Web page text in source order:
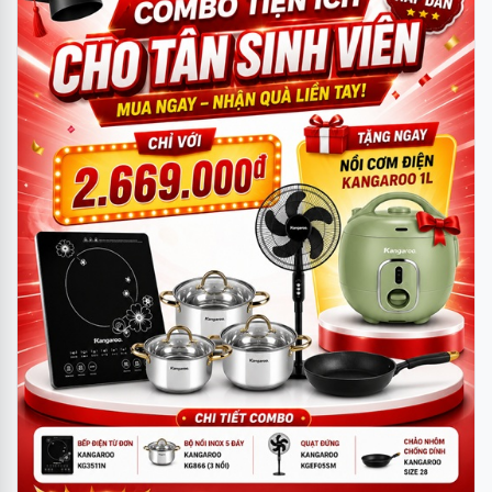
10CRFN8 lựa chọn lắp đặt tối ưu nhất cho căn
phòng có diện tích dưới 15m2: như phòng ngủ,
phòng đọc sách,…
Làm lạnh nhanh dễ chịu
Midea thấu hiểu rằng giá trị quan trong nhất của
máy điều hòa không khí chính là khả năng làm
lạnh nhanh và dễ chịu. Chính vì thế máy điều hòa
Midea MSCE-10CRFN8 sẽ mang đến cho Bạn trải
nghiệm không gian mát lạnh, cảm giác sảng khoái
tức thì ngay khi bật máy.
Bảo vệ sức khỏe gia đình bạn
Vấn đề ô nhiễm môi trường ngày càng trở nên